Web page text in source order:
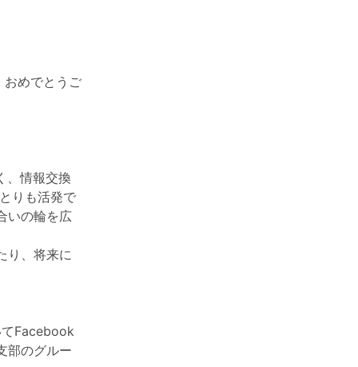
おめでとうご
、情報交換
りも活発で
いの輪を広
り、将来に
てFacebook
部のグルー